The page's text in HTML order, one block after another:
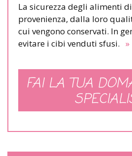
La sicurezza degli alimenti
provenienza, dalla loro
cui vengono conservati. In
evitare i cibi venduti sfusi. »
FAI LA TUA